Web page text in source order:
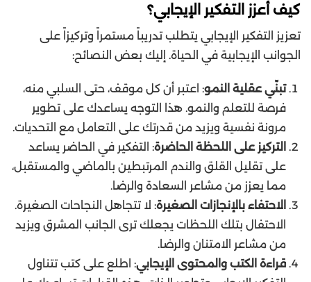
كيف أعزز التفكير الإيجابي؟
تعزيز التفكير الإيجابي يتطلب تدريباً مستمراً وتركيزاً على
الجوانب الإيجابية في الحياة. إليك بعض النصائح:
تبنّي عقلية النمو: اعتبر أن كل موقف، حتى السلبي منه،
فرصة للتعلم والنمو. هذا التوجه يساعدك على تطوير
مرونة نفسية ويزيد من قدرتك على التعامل مع التحديات.
التركيز على اللحظة الحاضرة: التفكير في الحاضر يساعد
على تقليل القلق والندم المرتبطين بالماضي والمستقبل،
مما يعزز من مشاعر السعادة والرضا.
الاحتفاء بالإنجازات الصغيرة: لا تتجاهل النجاحات الصغيرة.
الاحتفال بتلك اللحظات يجعلك ترى الجانب المشرق ويزيد
من مشاعر الامتنان والرضا.
قراءة الكتب والمحتوى الإيجابي: اطلع على كتب تتناول